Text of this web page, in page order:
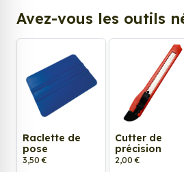
Avez-vous les outils
Raclette de
pose
3,50 €
Cutter de
précision
2,00 €